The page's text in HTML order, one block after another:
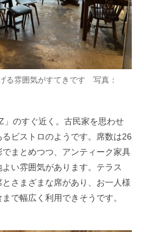
る雰囲気がすてきです 写真：
」のすぐ近く。古民家を思わせ
ビストロのようです。席数は26
まとめつつ、アンティーク家具
い雰囲気があります。テラス
さまざまな席があり、お一人様
で幅広く利用できそうです。